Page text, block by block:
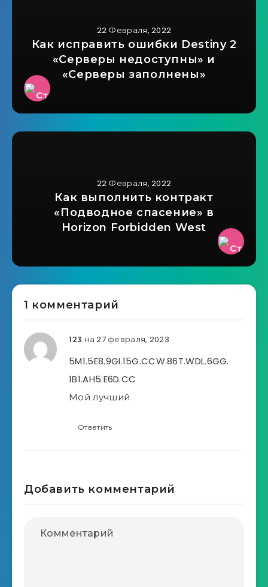
22 Февраля, 2022
Как исправить ошибки Destiny 2
«Серверы недоступны» и
«Серверы заполнены»
22 Февраля, 2022
Как выполнить контракт
«Подводное спасение» в
Horizon Forbidden West
1 комментарий
123 на 27 февраля, 2023
5M1.5E8.9GI.15G.CCW.86T.WDL.6GG.
1B1.AH5.E6D.CC
Мой лучший
Ответить
Добавить комментарий